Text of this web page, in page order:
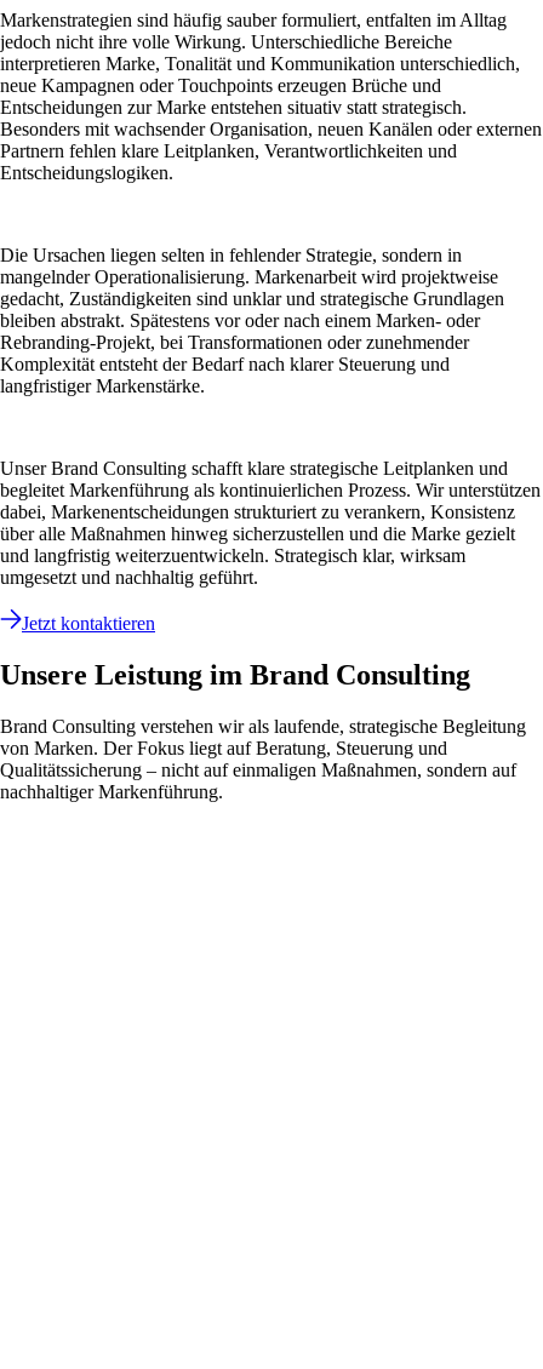
Markenstrategien sind häufig sauber formuliert, entfalten im Alltag
jedoch nicht ihre volle Wirkung. Unterschiedliche Bereiche
interpretieren Marke, Tonalität und Kommunikation unterschiedlich,
neue Kampagnen oder Touchpoints erzeugen Brüche und
Entscheidungen zur Marke entstehen situativ statt strategisch.
Besonders mit wachsender Organisation, neuen Kanälen oder externen
Partnern fehlen klare Leitplanken, Verantwortlichkeiten und
Entscheidungslogiken.
Die Ursachen liegen selten in fehlender Strategie, sondern in
mangelnder Operationalisierung. Markenarbeit wird projektweise
gedacht, Zuständigkeiten sind unklar und strategische Grundlagen
bleiben abstrakt. Spätestens vor oder nach einem Marken- oder
Rebranding-Projekt, bei Transformationen oder zunehmender
Komplexität entsteht der Bedarf nach klarer Steuerung und
langfristiger Markenstärke.
Unser Brand Consulting schafft klare strategische Leitplanken und
begleitet Markenführung als kontinuierlichen Prozess. Wir unterstützen
dabei, Markenentscheidungen strukturiert zu verankern, Konsistenz
über alle Maßnahmen hinweg sicherzustellen und die Marke gezielt
und langfristig weiterzuentwickeln. Strategisch klar, wirksam
umgesetzt und nachhaltig geführt.
Jetzt kontaktieren
Unsere Leistung im Brand Consulting
Brand Consulting verstehen wir als laufende, strategische Begleitung
von Marken. Der Fokus liegt auf Beratung, Steuerung und
Qualitätssicherung – nicht auf einmaligen Maßnahmen, sondern auf
nachhaltiger Markenführung.